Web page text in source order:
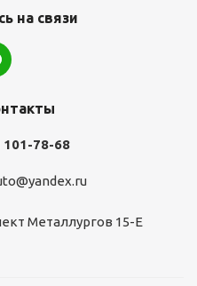
на связи
101-78-68
Металлургов 15-Е